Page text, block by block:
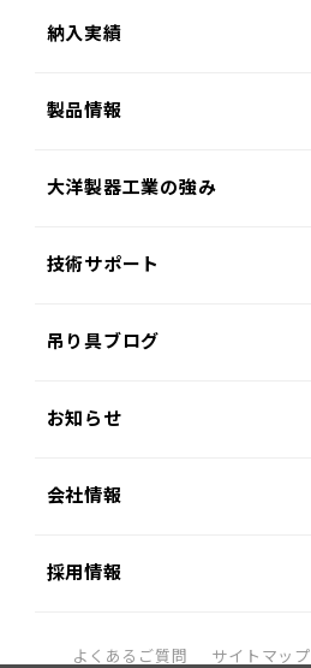
納入実績
製品情報
大洋製器工業の強み
技術サポート
吊り具ブログ
お知らせ
会社情報
採用情報
よくあるご質問 サイトマップ